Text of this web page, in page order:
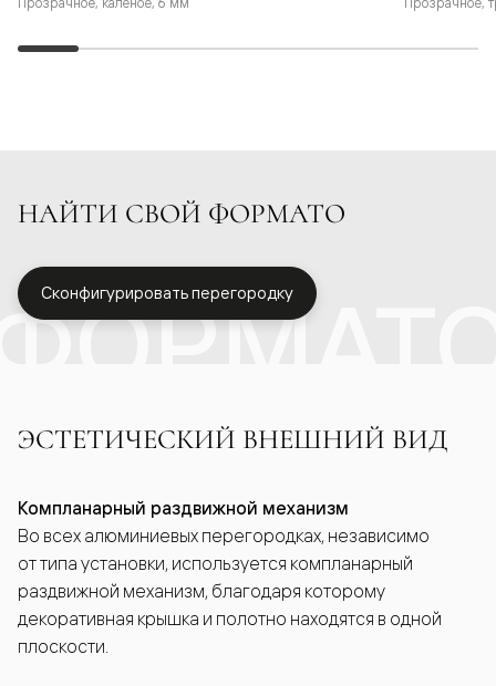
НАЙТИ СВОЙ ФОРМАТО
Сконфигурировать перегородку
ЭСТЕТИЧЕСКИЙ ВНЕШНИЙ ВИД
Компланарный раздвижной механизм
Во всех алюминиевых перегородках, независимо
от типа установки, используется компланарный
раздвижной механизм, благодаря которому
декоративная крышка и полотно находятся в одной
плоскости.